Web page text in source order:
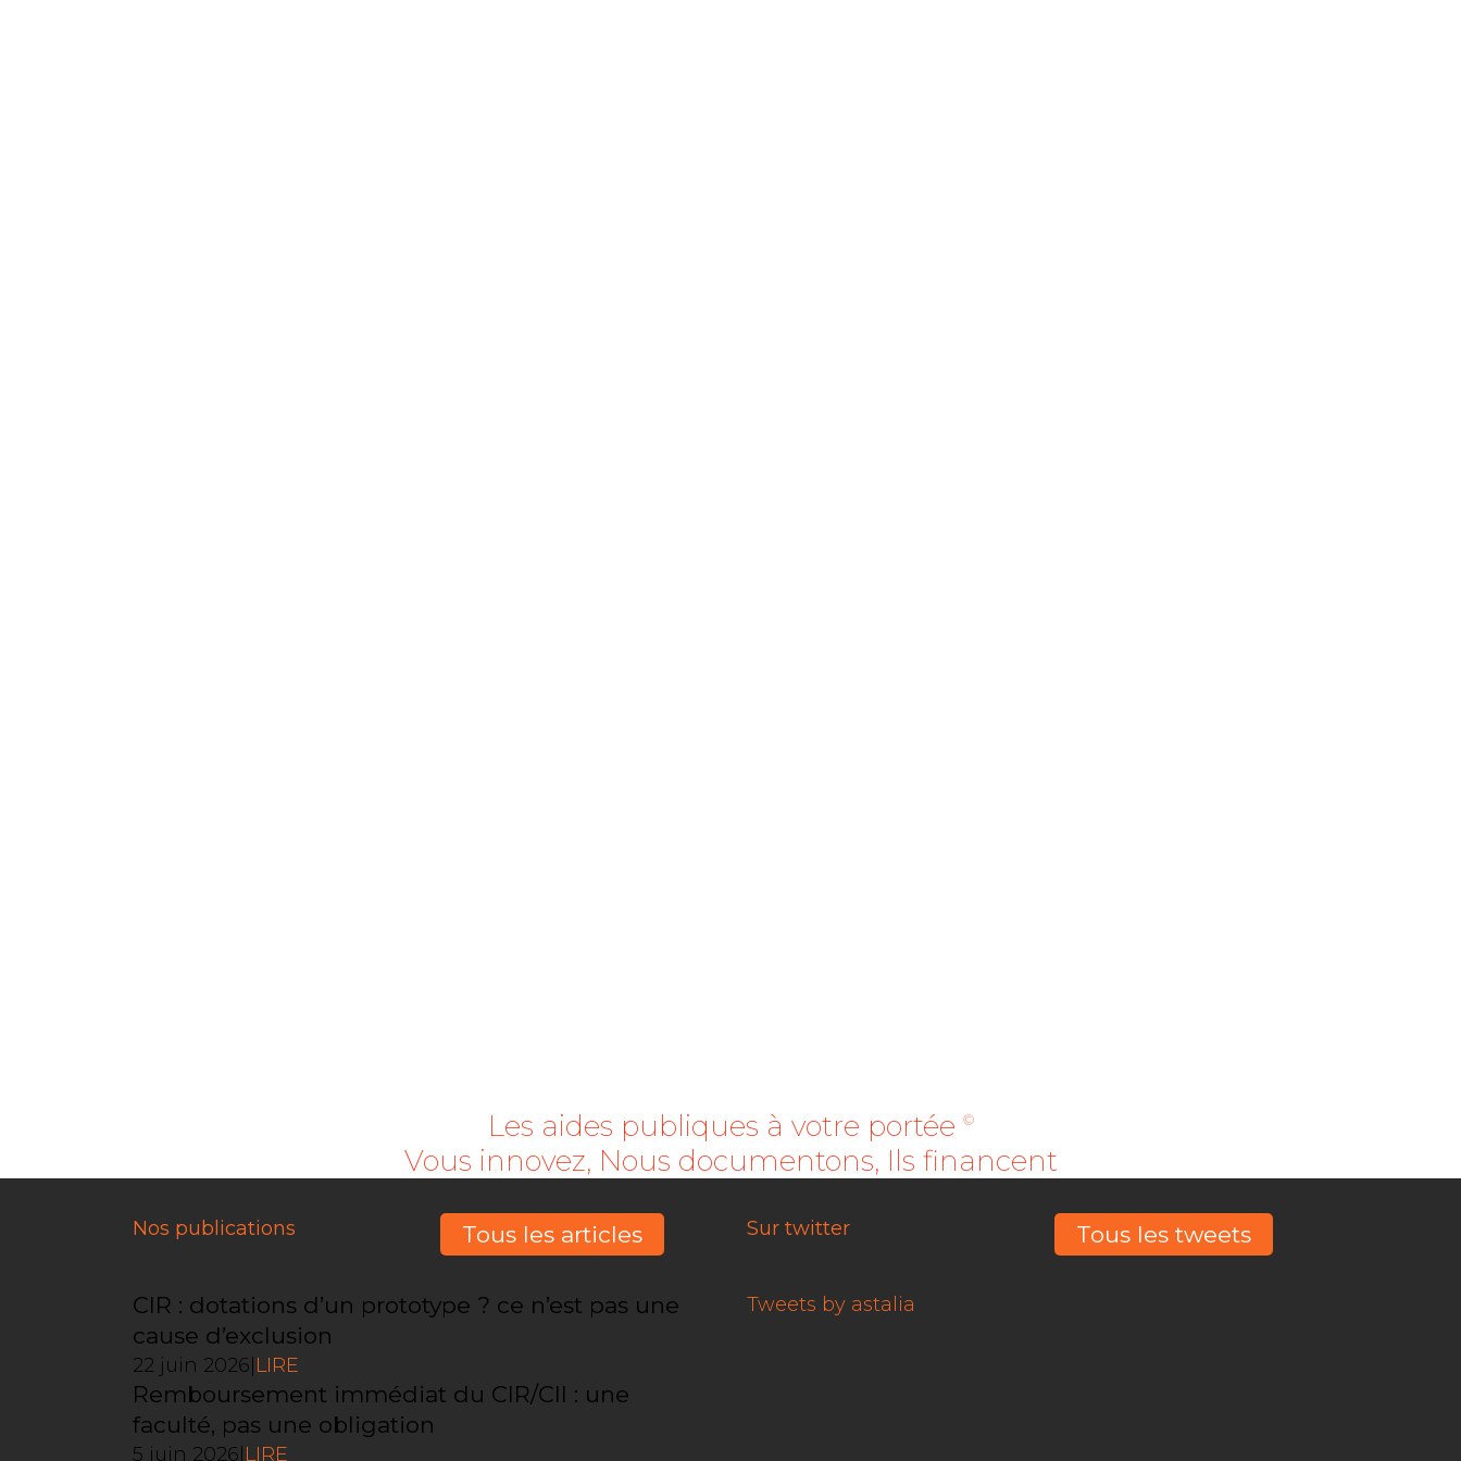
Les aides publiques à votre portée ©
Vous innovez, Nous documentons, Ils financent
Nos publications Tous les articles
CIR : dotations d’un prototype ? ce n’est pas une
cause d’exclusion
22 juin 2026|LIRE
Remboursement immédiat du CIR/CII : une
faculté, pas une obligation
5 juin 2026|LIRE
Sur twitter Tous les tweets
Tweets by astalia